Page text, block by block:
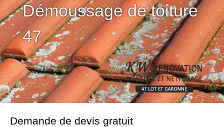
Démoussage de toiture
47
Demande de devis gratuit